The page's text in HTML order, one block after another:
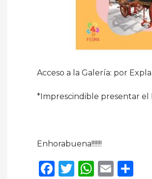
Acceso a la Galería: por
*Imprescindible presentar el
Enhorabuena!!!!!!!
Facebook
TwitterEmail